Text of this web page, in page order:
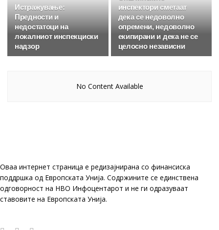
Истражување:
Предности и
недостатоци на
локалниот инспекциски
надзор
инспектори сметаат
дека се недоволно
опремени, недоволно
екипирани и дека не се
целосно независни
No Content Available
Оваа интернет страница е редизајнирана со финансиска
поддршка од Европската Унија. Содржините се единствена
одговорност на НВО Инфоцентарот и не ги одразуваат
ставовите на Европската Унија.